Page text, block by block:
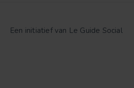
Een initiatief van Le Guide Social